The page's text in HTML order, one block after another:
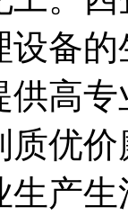
备
供高
优
产